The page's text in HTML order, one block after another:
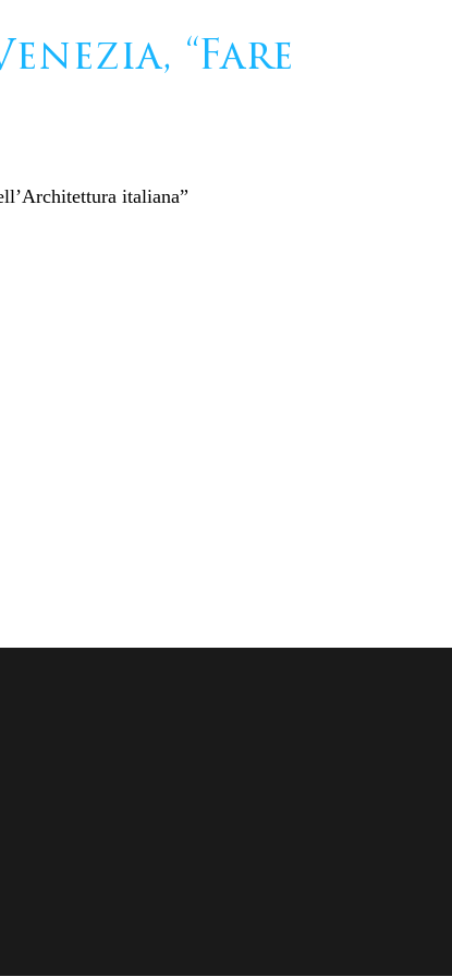
“Fare
italiana”